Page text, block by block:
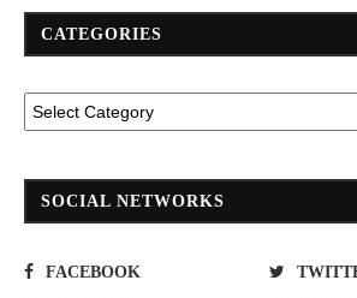
CATEGORIES
SOCIAL NETWORKS
FACEBOOK